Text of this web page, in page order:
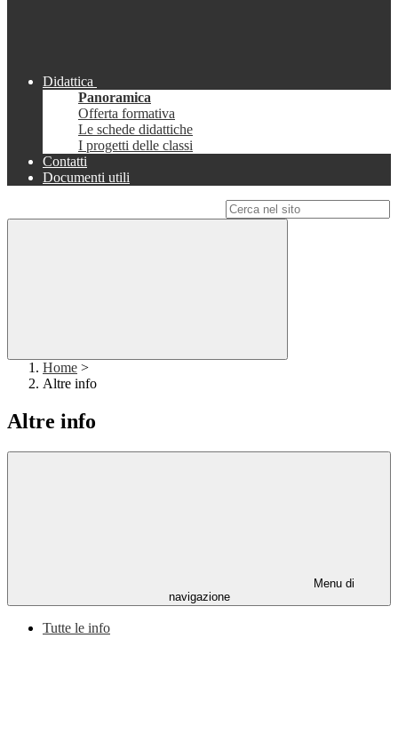
Didattica
Panoramica
Offerta formativa
Le schede didattiche
I progetti delle classi
Contatti
Documenti utili
Home >
Altre info
Altre info
Menu di
navigazione
Tutte le info